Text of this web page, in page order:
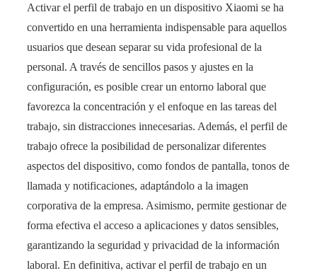
Activar el perfil de trabajo en un dispositivo Xiaomi se ha
convertido en una herramienta indispensable para aquellos
usuarios que desean separar su vida profesional de la
personal. A través de sencillos pasos y ajustes en la
configuración, es posible crear un entorno laboral que
favorezca la concentración y el enfoque en las tareas del
trabajo, sin distracciones innecesarias. Además, el perfil de
trabajo ofrece la posibilidad de personalizar diferentes
aspectos del dispositivo, como fondos de pantalla, tonos de
llamada y notificaciones, adaptándolo a la imagen
corporativa de la empresa. Asimismo, permite gestionar de
forma efectiva el acceso a aplicaciones y datos sensibles,
garantizando la seguridad y privacidad de la información
laboral. En definitiva, activar el perfil de trabajo en un